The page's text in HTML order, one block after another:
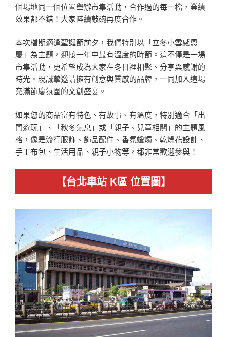
個場地同一個位置舉辦市集活動，合作過的每一檔，業績
效果都不錯！大家陸續敲碗再度合作。
本次檔期適逢聖誕節前夕，我們特別以「立冬小雪感恩
慶」為主題，迎接一年中最有溫度的時節。這不僅是一場
市集活動，更希望成為大家在冬日裡相聚、分享與感謝的
時光。現誠摯邀請擁有創意與質感的品牌，一同加入這場
充滿節慶氛圍的文創盛宴。
如果您的商品富有特色、有故事、有溫度，特別適合「出
門遊玩」、「秋冬氣息」或「親子、兒童相關」的主題風
格，像是流行服飾、飾品配件、香氛蠟燭、乾燥花設計、
手工布包、生活用品、親子小物等，都非常歡迎參與！
【台北車站 K區 位置圖】